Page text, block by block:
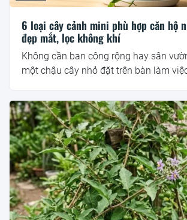
6 loại cây cảnh mini phù hợp căn hộ
đẹp mắt, lọc không khí
Không cần ban công rộng hay sân
một chậu cây nhỏ đặt trên bàn làm